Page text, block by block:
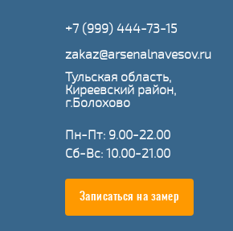
+7 (999) 444-73-15
zakaz@arsenalnavesov.ru
Тульская область,
Киреевский район,
г.Болохово
Пн-Пт: 9.00-22.00
Сб-Вс: 10.00-21.00
Записаться на замер